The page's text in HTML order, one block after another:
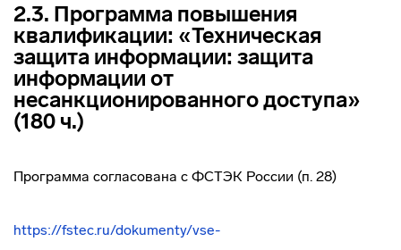
2.3. Программа повышения
квалификации: «Техническая
защита информации: защита
информации от
несанкционированного доступа»
(180 ч.)
Программа согласована с ФСТЭК России (п. 28)
https://fstec.ru/dokumenty/vse-